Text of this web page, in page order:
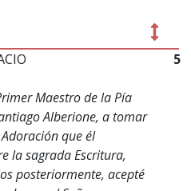
Maestro de la Pía
Alberione, a tomar
que él
la sagrada Escritura,
posteriormente, acepté
5